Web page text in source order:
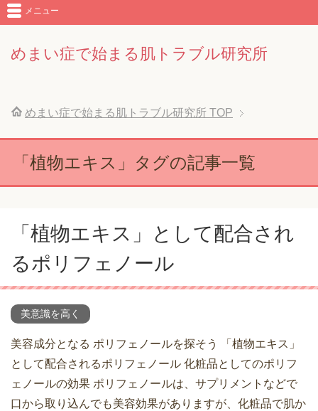
めまい症で始まる肌トラブル研究所
メニュー
めまい症で始まる肌トラブル研究所 TOP
「植物エキス」タグの記事一覧
「植物エキス」として配合され
るポリフェノール
美意識を高く
美容成分となる ポリフェノールを探そう 「植物エキス」
として配合されるポリフェノール 化粧品としてのポリフ
ェノールの効果 ポリフェノールは、サプリメントなどで
口から取り込んでも美容効果がありますが、化粧品で肌か